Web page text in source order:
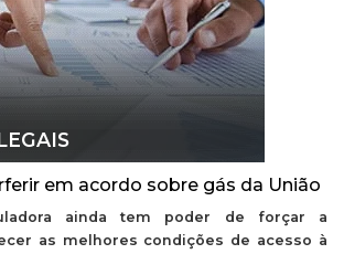
em acordo sobre gás da União
ainda tem poder de forçar a
as melhores condições de acesso à